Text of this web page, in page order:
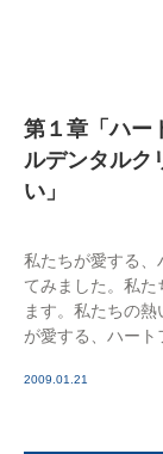
第１章「ハー
ルデンタル
い」
私たちが愛する、
てみました。私た
ます。私たちの
が愛する、ハー
2009.01.21